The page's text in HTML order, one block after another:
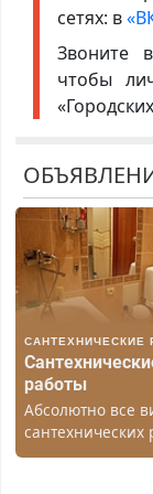
сетях: в
Звоните
чтобы
САНТЕХНИЧЕСКИЕ
работы
Абсолютно все
сантехнических
Быстро.